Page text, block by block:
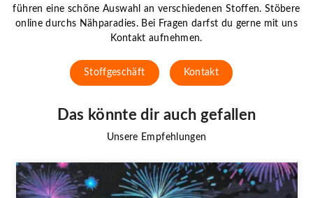
führen eine schöne Auswahl an verschiedenen Stoffen. Stöbere
online durchs Nähparadies. Bei Fragen darfst du gerne mit uns
Kontakt aufnehmen.
Stoffgeschäft Kontakt
Das könnte dir auch gefallen
Unsere Empfehlungen